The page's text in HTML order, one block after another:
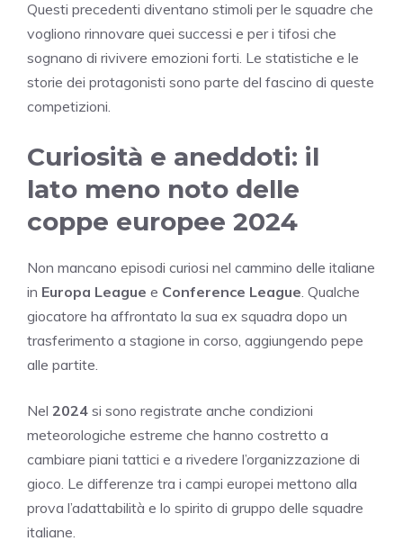
Questi precedenti diventano stimoli per le squadre che
vogliono rinnovare quei successi e per i tifosi che
sognano di rivivere emozioni forti. Le statistiche e le
storie dei protagonisti sono parte del fascino di queste
competizioni.
Curiosità e aneddoti: il
lato meno noto delle
coppe europee 2024
Non mancano episodi curiosi nel cammino delle italiane
in Europa League e Conference League . Qualche
giocatore ha affrontato la sua ex squadra dopo un
trasferimento a stagione in corso, aggiungendo pepe
alle partite.
Nel 2024 si sono registrate anche condizioni
meteorologiche estreme che hanno costretto a
cambiare piani tattici e a rivedere l’organizzazione di
gioco. Le differenze tra i campi europei mettono alla
prova l’adattabilità e lo spirito di gruppo delle squadre
italiane.